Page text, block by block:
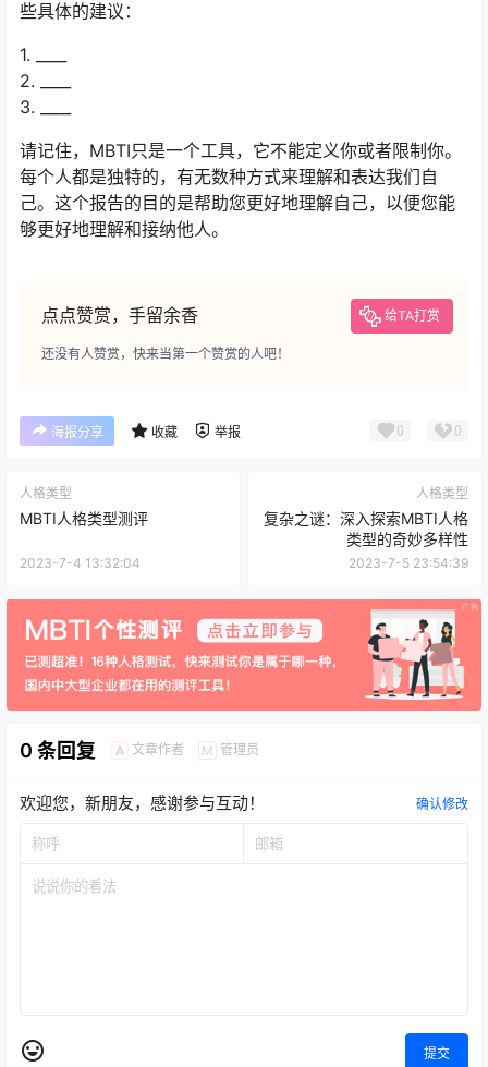
些具体的建议：
1. ____
2. ____
3. ____
请记住，MBTI只是一个工具，它不能定义你或者限制你。
每个人都是独特的，有无数种方式来理解和表达我们自
己。这个报告的目的是帮助您更好地理解自己，以便您能
够更好地理解和接纳他人。
点点赞赏，手留余香 给TA打赏
还没有人赞赏，快来当第一个赞赏的人吧！
海报分享 收藏 举报 0 0
人格类型
MBTI人格类型测评
2023-7-4 13:32:04
人格类型
复杂之谜：深入探索MBTI人格
类型的奇妙多样性
2023-7-5 23:54:39
0 条回复 A 文章作者 M 管理员
欢迎您，新朋友，感谢参与互动！ 确认修改
提交